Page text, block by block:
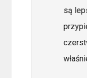
są